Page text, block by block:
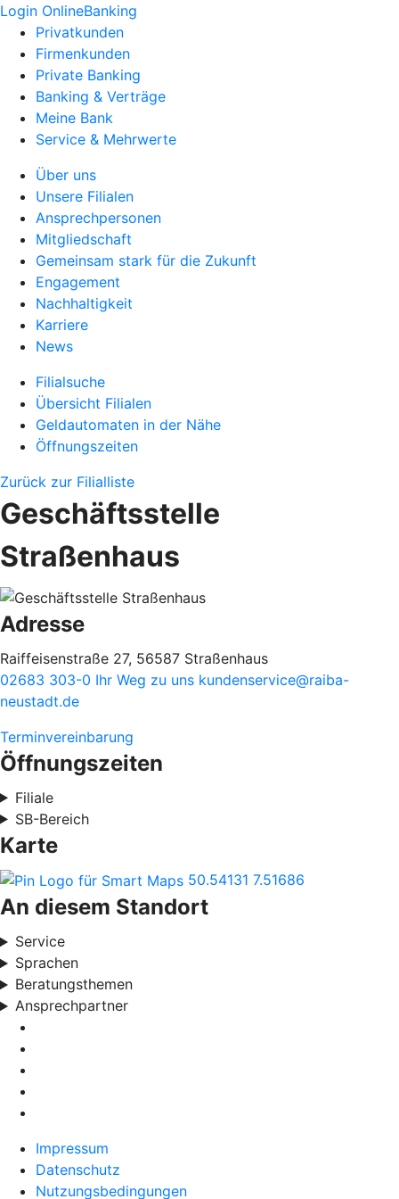
Login OnlineBanking
Privatkunden
Firmenkunden
Private Banking
Banking & Verträge
Meine Bank
Service & Mehrwerte
Über uns
Unsere Filialen
Ansprechpersonen
Mitgliedschaft
Gemeinsam stark für die Zukunft
Engagement
Nachhaltigkeit
Karriere
News
Filialsuche
Übersicht Filialen
Geldautomaten in der Nähe
Öffnungszeiten
Zurück zur Filialliste
Geschäftsstelle
Straßenhaus
Adresse
Raiffeisenstraße 27, 56587 Straßenhaus
02683 303-0 Ihr Weg zu uns kundenservice@raiba-
neustadt.de
Terminvereinbarung
Öffnungszeiten
Filiale
SB-Bereich
Karte
50.54131 7.51686
An diesem Standort
Service
Sprachen
Beratungsthemen
Ansprechpartner
Impressum
Datenschutz
Nutzungsbedingungen